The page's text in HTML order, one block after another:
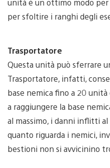
per sfoltire i ranghi degli
Trasportatore
Questa unità può sferrare
Trasportatore, infatti,
base nemica fino a 20
a raggiungere la base
al massimo, i danni inflitti
quanto riguarda i nemici,
bestioni non si avvicinino